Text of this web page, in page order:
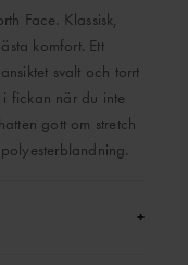
Face. Klassisk,
komfort. Ett
svalt och torrt
fickan när du inte
gott om stretch
+